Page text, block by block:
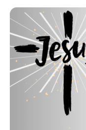
content